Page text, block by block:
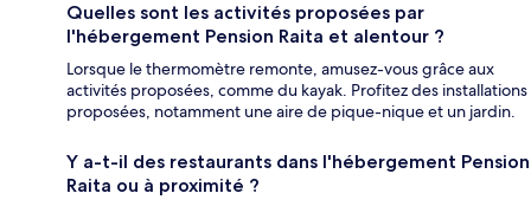
Quelles sont les activités proposées par
l'hébergement Pension Raita et alentour ?
Lorsque le thermomètre remonte, amusez-vous grâce aux
activités proposées, comme du kayak. Profitez des installations
proposées, notamment une aire de pique-nique et un jardin.
Y a-t-il des restaurants dans l'hébergement Pension
Raita ou à proximité ?